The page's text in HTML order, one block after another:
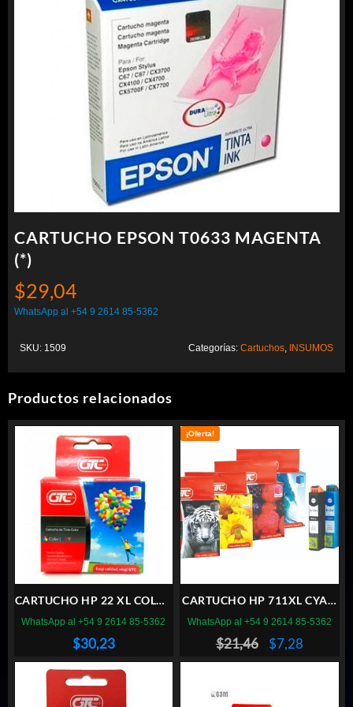
CARTUCHO EPSON T0633 MAGENTA
(*)
$29,04
WhatsApp al +54 9 2614 85-5362
SKU: 1509 Categorías: Cartuchos INSUMOS
Productos relacionados
CARTUCHO HP 22 XL COLOR
GTC
$30,23
WhatsApp al +54 9 2614 85-5362
¡Oferta!
CARTUCHO HP 711XL CYAN
GTC
$21,46
El
precio
$7,28El
precio
WhatsApp al +54 9 2614 85-5362